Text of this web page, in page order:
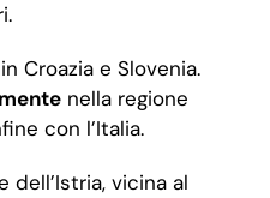
Croazia e Slovenia.
nella regione
con l’Italia.
dell’Istria, vicina al